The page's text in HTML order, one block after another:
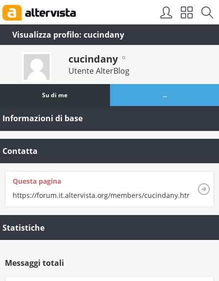
Visualizza profilo: cucindany
cucindany
Utente AlterBlog
Su di me ...
Informazioni di base
Contatta
Questa pagina
https://forum.it.altervista.org/members/cucindany.html
Statistiche
Messaggi totali